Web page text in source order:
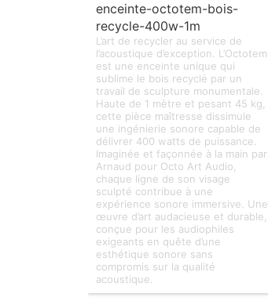
enceinte-octotem-bois-
recycle-400w-1m
L’art de recycler au service de
l’acoustique d’exception. L’Octotem
est une enceinte unique qui
sublime le bois recyclé par un
travail de sculpture monumentale.
Haute de 1 mètre et pesant 45 kg,
cette pièce maîtresse dissimule
une ingénierie sonore capable de
délivrer 400 watts de puissance.
Imaginée et façonnée à la main par
Arnaud pour Octo Art Audio,
chaque ligne de son visage
sculpté contribue à une
expérience sonore immersive. Une
œuvre d’art audacieuse et durable,
conçue pour les audiophiles
exigeants en quête d’une
esthétique sonore sans
compromis sur la qualité
acoustique.